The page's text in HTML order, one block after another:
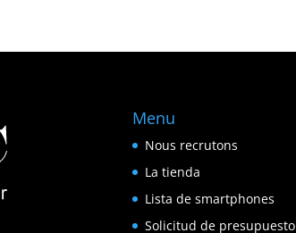
Menu
Nous recrutons
La tienda
Lista de smartphones
Solicitud de presupuesto